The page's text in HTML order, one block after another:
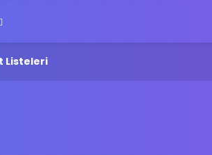
Listeleri